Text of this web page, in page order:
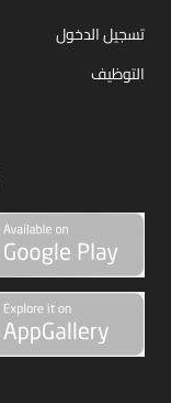
تسجيل الدخول
التوظيف